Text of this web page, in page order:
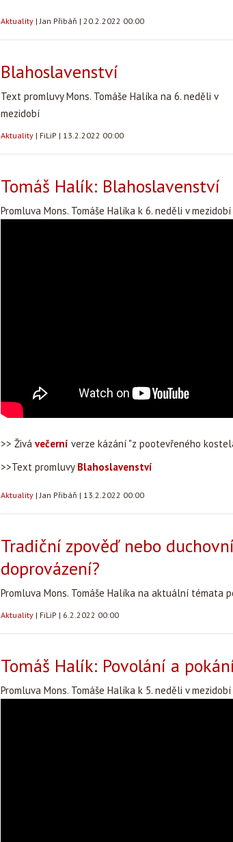
Aktuality |Jan Přibáň | 20.2.2022 00:00
Blahoslavenství
Text promluvy Mons. Tomáše Halíka na 6. neděli v
mezidobí
Aktuality | FiLiP | 13.2.2022 00:00
Tomáš Halík: Blahoslavenství
Promluva Mons. Tomáše Halíka k 6. neděli v mezidobí
>> Živá večerní verze kázání "z pootevřeného
>>Text promluvy Blahoslavenství
Aktuality |Jan Přibáň | 13.2.2022 00:00
Tradiční zpověď nebo duchovní
doprovázení?
Promluva Mons. Tomáše Halíka na aktuální témata
Aktuality | FiLiP | 6.2.2022 00:00
Tomáš Halík: Povolání a
Promluva Mons. Tomáše Halíka k 5. neděli v mezidobí